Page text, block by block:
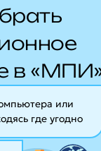
в
или
где угодно